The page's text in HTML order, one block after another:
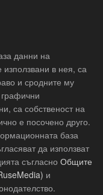
данни на
в нея, са
и сродните му
са собственост на
е посочено друго.
база
да използват
съгласно Общите
и